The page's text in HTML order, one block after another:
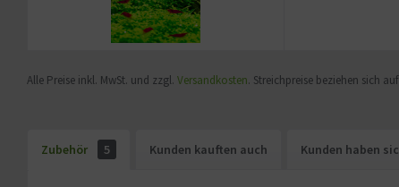
Alle Preise inkl. MwSt. und zzgl. Versandkosten. Streichpreise beziehen sich
Zubehör 5 Kunden kauften auch Kunden haben